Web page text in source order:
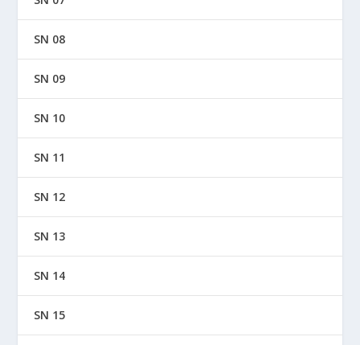
SN 08
SN 09
SN 10
SN 11
SN 12
SN 13
SN 14
SN 15